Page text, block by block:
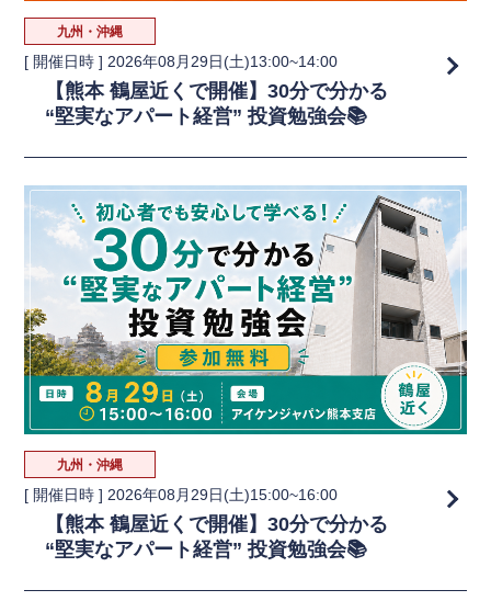
九州・沖縄
[ 開催日時 ] 2026年08月29日(土)13:00~14:00
【熊本 鶴屋近くで開催】30分で分かる
“堅実なアパート経営” 投資勉強会📚
九州・沖縄
[ 開催日時 ] 2026年08月29日(土)15:00~16:00
【熊本 鶴屋近くで開催】30分で分かる
“堅実なアパート経営” 投資勉強会📚